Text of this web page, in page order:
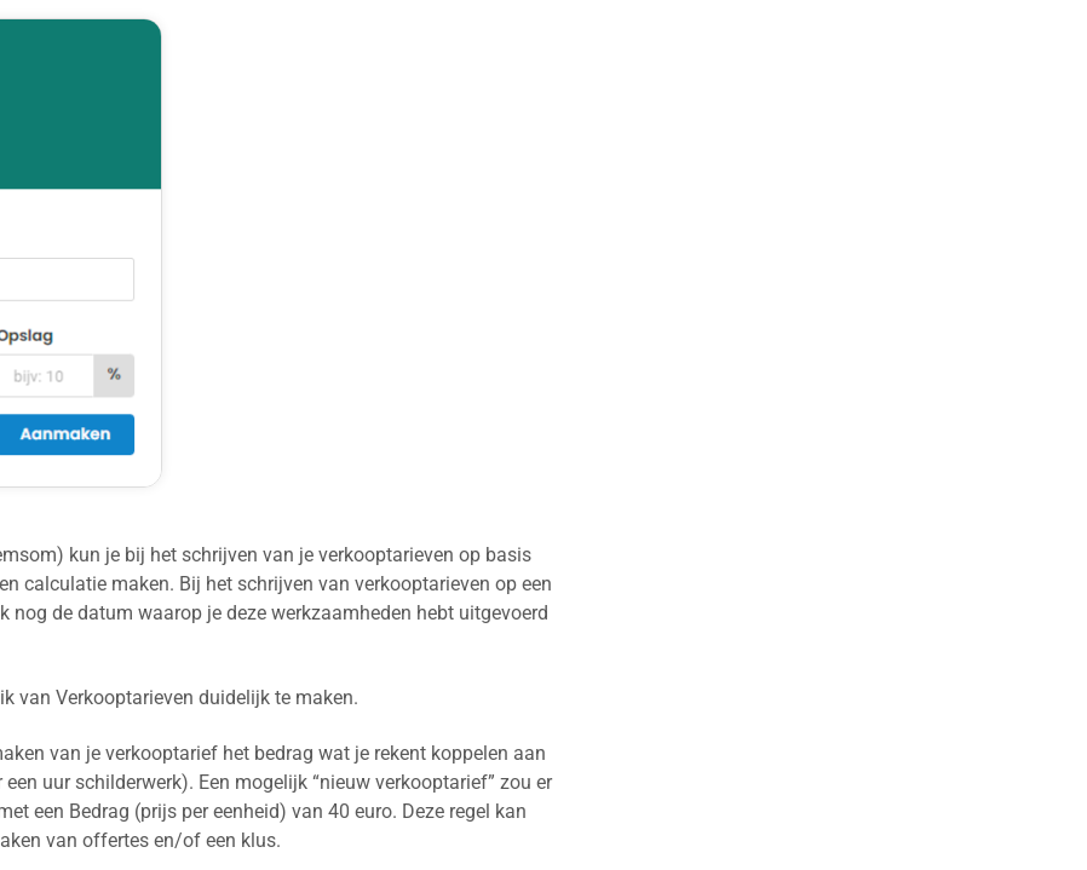
kun je bij het schrijven van je verkooptarieven op basis
calculatie maken. Bij het schrijven van verkooptarieven op een
de datum waarop je deze werkzaamheden hebt uitgevoerd
van Verkooptarieven duidelijk te maken.
van je verkooptarief het bedrag wat je rekent koppelen aan
uur schilderwerk). Een mogelijk “nieuw verkooptarief” zou er
een Bedrag (prijs per eenheid) van 40 euro. Deze regel kan
van offertes en/of een klus.